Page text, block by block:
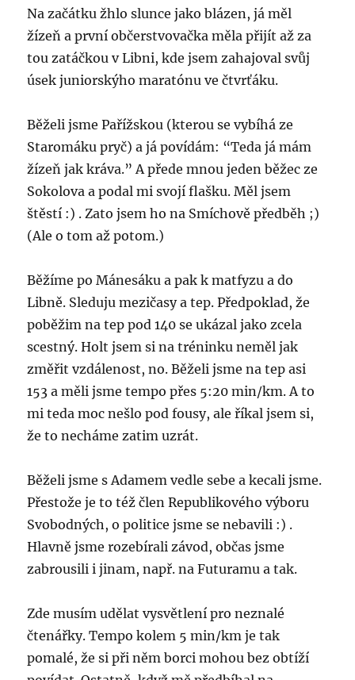
Na začátku žhlo slunce jako blázen, já měl
žízeň a první občerstvovačka měla přijít až za
tou zatáčkou v Libni, kde jsem zahajoval svůj
úsek juniorskýho maratónu ve čtvrťáku.
Běželi jsme Pařížskou (kterou se vybíhá ze
Staromáku pryč) a já povídám: “Teda já mám
žízeň jak kráva.” A přede mnou jeden běžec ze
Sokolova a podal mi svojí flašku. Měl jsem
štěstí :) . Zato jsem ho na Smíchově předběh ;)
(Ale o tom až potom.)
Běžíme po Mánesáku a pak k matfyzu a do
Libně. Sleduju mezičasy a tep. Předpoklad, že
poběžim na tep pod 140 se ukázal jako zcela
scestný. Holt jsem si na tréninku neměl jak
změřit vzdálenost, no. Běželi jsme na tep asi
153 a měli jsme tempo přes 5:20 min/km. A to
mi teda moc nešlo pod fousy, ale říkal jsem si,
že to necháme zatim uzrát.
Běželi jsme s Adamem vedle sebe a kecali jsme.
Přestože je to též člen Republikového výboru
Svobodných, o politice jsme se nebavili :) .
Hlavně jsme rozebírali závod, občas jsme
zabrousili i jinam, např. na Futuramu a tak.
Zde musím udělat vysvětlení pro neznalé
čtenářky. Tempo kolem 5 min/km je tak
pomalé, že si při něm borci mohou bez obtíží